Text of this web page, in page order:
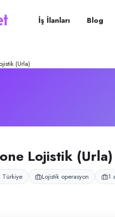
(Urla) –
bölgesinde lojistik operasyon
İş İlanları Blog
(Urla)
Lojistik (Urla)
Türkiye Lojistik operasyon 1